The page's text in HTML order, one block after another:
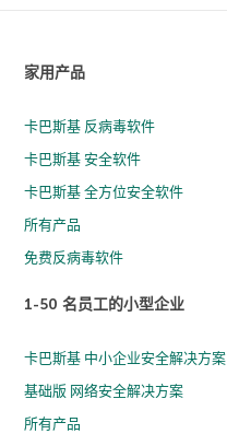
家用产品
卡巴斯基 反病毒软件
卡巴斯基 安全软件
卡巴斯基 全方位安全软件
所有产品
免费反病毒软件
1-50 名员工的小型企业
卡巴斯基 中小企业安全解决方案
基础版 网络安全解决方案
所有产品